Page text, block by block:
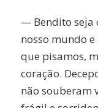
— Bendito seja
nosso mundo
que pisamos,
coração.
não souberam